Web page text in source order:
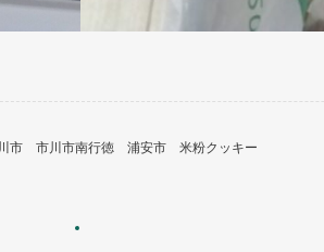
市 市川市南行徳 浦安市 米粉クッキー